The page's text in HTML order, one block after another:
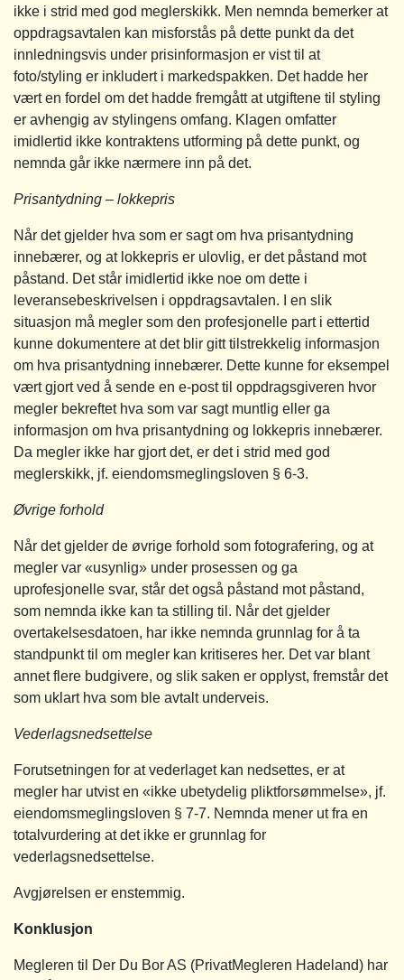
ikke i strid med god meglerskikk. Men nemnda bemerker at
oppdragsavtalen kan misforstås på dette punkt da det
innledningsvis under prisinformasjon er vist til at
foto/styling er inkludert i markedspakken. Det hadde her
vært en fordel om det hadde fremgått at utgiftene til styling
er avhengig av stylingens omfang. Klagen omfatter
imidlertid ikke kontraktens utforming på dette punkt, og
nemnda går ikke nærmere inn på det.
Prisantydning – lokkepris
Når det gjelder hva som er sagt om hva prisantydning
innebærer, og at lokkepris er ulovlig, er det påstand mot
påstand. Det står imidlertid ikke noe om dette i
leveransebeskrivelsen i oppdragsavtalen. I en slik
situasjon må megler som den profesjonelle part i ettertid
kunne dokumentere at det blir gitt tilstrekkelig informasjon
om hva prisantydning innebærer. Dette kunne for eksempel
vært gjort ved å sende en e-post til oppdragsgiveren hvor
megler bekreftet hva som var sagt muntlig eller ga
informasjon om hva prisantydning og lokkepris innebærer.
Da megler ikke har gjort det, er det i strid med god
meglerskikk, jf. eiendomsmeglingsloven § 6-3.
Øvrige forhold
Når det gjelder de øvrige forhold som fotografering, og at
megler var «usynlig» under prosessen og ga
uprofesjonelle svar, står det også påstand mot påstand,
som nemnda ikke kan ta stilling til. Når det gjelder
overtakelsesdatoen, har ikke nemnda grunnlag for å ta
standpunkt til om megler kan kritiseres her. Det var blant
annet flere budgivere, og slik saken er opplyst, fremstår det
som uklart hva som ble avtalt underveis.
Vederlagsnedsettelse
Forutsetningen for at vederlaget kan nedsettes, er at
megler har utvist en «ikke ubetydelig pliktforsømmelse», jf.
eiendomsmeglingsloven § 7-7. Nemnda mener ut fra en
totalvurdering at det ikke er grunnlag for
vederlagsnedsettelse.
Avgjørelsen er enstemmig.
Konklusjon
Megleren til Der Du Bor AS (PrivatMegleren Hadeland) har